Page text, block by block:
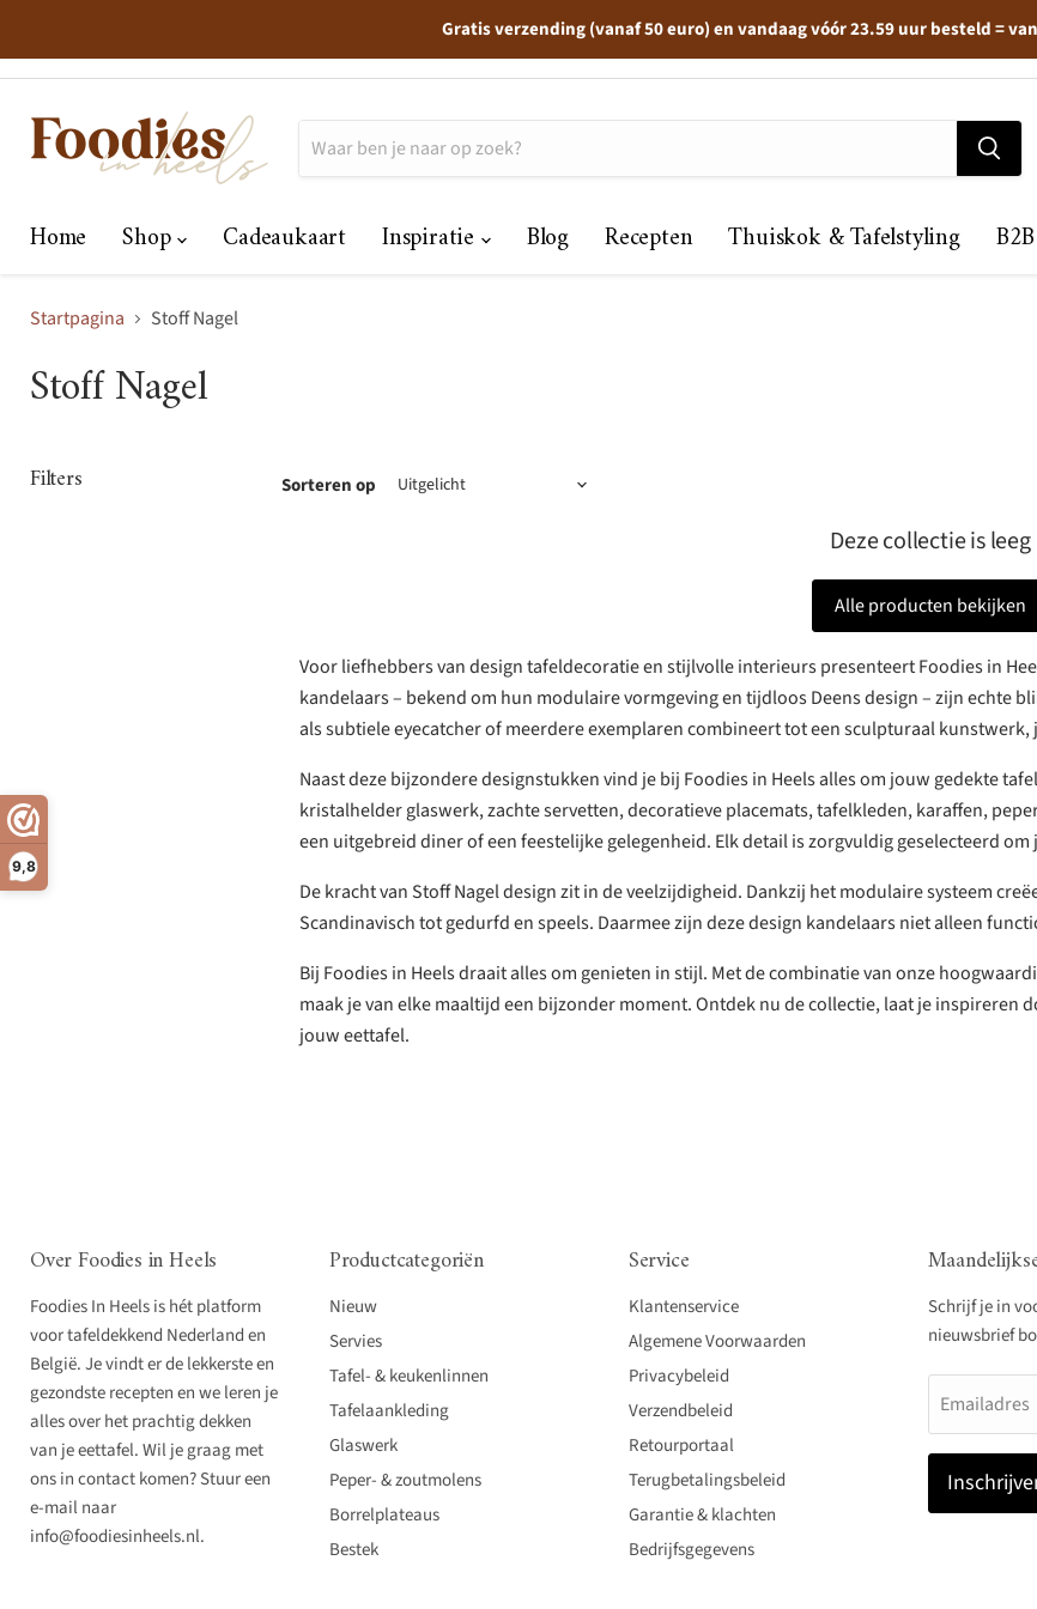
9,8
Gratis verzending (vanaf 50 euro) en vandaag vóór 23.59 uur besteld =
Home Shop Cadeaukaart Inspiratie Blog Recepten Thuiskok & Tafelstyling B2B
Startpagina Stoff Nagel
Stoff Nagel
Filters Sorteren op
Deze collectie is leeg
Alle producten bekijken
Voor liefhebbers van design tafeldecoratie en stijlvolle interieurs presenteert Foodies in
kandelaars – bekend om hun modulaire vormgeving en tijdloos Deens design – zijn echte
als subtiele eyecatcher of meerdere exemplaren combineert tot een sculpturaal
Naast deze bijzondere designstukken vind je bij Foodies in Heels alles om jouw gedekte
kristalhelder glaswerk, zachte servetten, decoratieve placemats, tafelkleden, karaffen,
een uitgebreid diner of een feestelijke gelegenheid. Elk detail is zorgvuldig geselecteerd
De kracht van Stoff Nagel design zit in de veelzijdigheid. Dankzij het modulaire systeem
Scandinavisch tot gedurfd en speels. Daarmee zijn deze design kandelaars niet alleen
Bij Foodies in Heels draait alles om genieten in stijl. Met de combinatie van onze
maak je van elke maaltijd een bijzonder moment. Ontdek nu de collectie, laat je
jouw eettafel.
Over Foodies in Heels
Foodies In Heels is hét platform
voor tafeldekkend Nederland en
België. Je vindt er de lekkerste en
gezondste recepten en we leren je
alles over het prachtig dekken
van je eettafel. Wil je graag met
ons in contact komen? Stuur een
e-mail naar
info@foodiesinheels.nl.
Productcategoriën
Nieuw
Servies
Tafel- & keukenlinnen
Tafelaankleding
Glaswerk
Peper- & zoutmolens
Borrelplateaus
Bestek
Service
Klantenservice
Algemene Voorwaarden
Privacybeleid
Verzendbeleid
Retourportaal
Terugbetalingsbeleid
Garantie & klachten
Bedrijfsgegevens
Schrijf je in
nieuwsbrief
Emailadres